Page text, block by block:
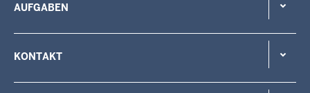
AUFGABEN
KONTAKT